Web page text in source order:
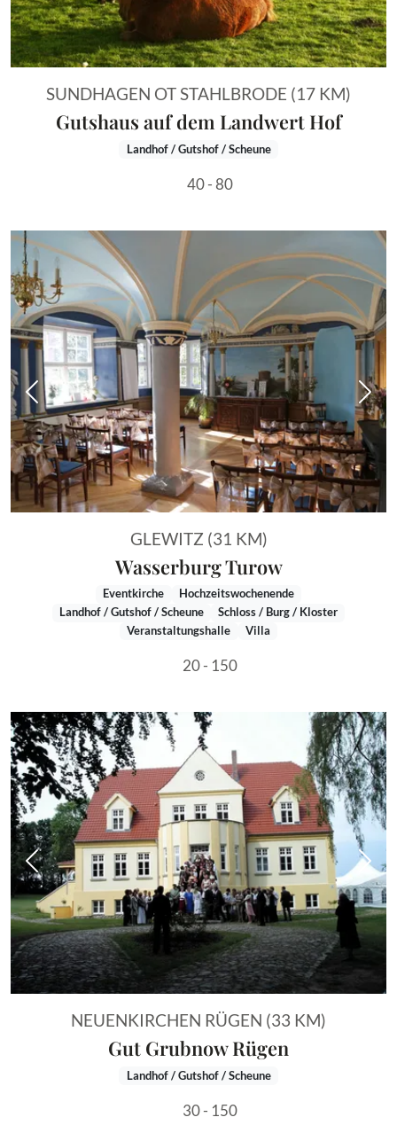
SUNDHAGEN OT STAHLBRODE (17 KM)
Gutshaus auf dem Landwert Hof
Landhof / Gutshof / Scheune
40 - 80
Vorheriges Bild
GLEWITZ (31 KM)
Wasserburg Turow
Eventkirche
Hochzeitswochenende
Landhof / Gutshof / Scheune
Schloss / Burg / Kloster
Veranstaltungshalle
Villa
20 - 150
Vorheriges Bild
NEUENKIRCHEN RÜGEN (33 KM)
Gut Grubnow Rügen
Landhof / Gutshof / Scheune
30 - 150